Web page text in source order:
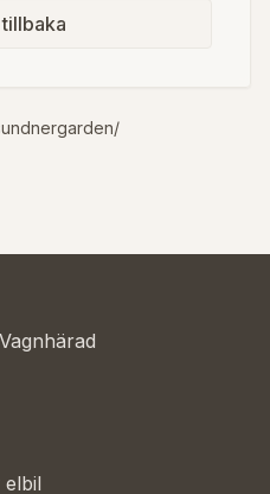
tillbaka
elbil